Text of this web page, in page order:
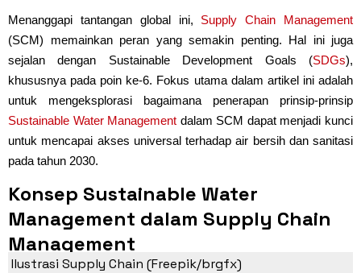
Menanggapi tantangan global ini, Supply Chain Management
(SCM) memainkan peran yang semakin penting. Hal ini juga
sejalan dengan Sustainable Development Goals (SDGs),
khususnya pada poin ke-6. Fokus utama dalam artikel ini adalah
untuk mengeksplorasi bagaimana penerapan prinsip-prinsip
Sustainable Water Management dalam SCM dapat menjadi kunci
untuk mencapai akses universal terhadap air bersih dan sanitasi
pada tahun 2030.
Konsep Sustainable Water
Management dalam Supply Chain
Management
Ilustrasi Supply Chain (Freepik/brgfx)